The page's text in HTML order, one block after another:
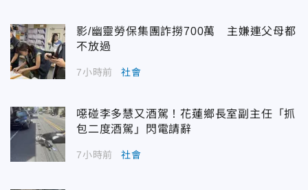
影/幽靈勞保集團詐撈700萬 主嫌連父母都
不放過
7小時前 社會
噁碰李多慧又酒駕！花蓮鄉長室副主任「抓
包二度酒駕」閃電請辭
7小時前 社會